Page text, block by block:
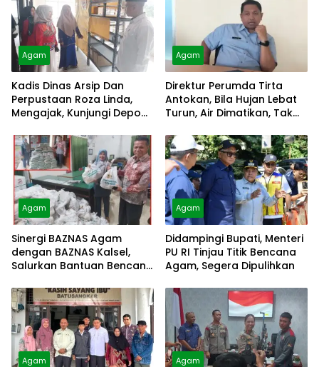
Agam
Kadis Dinas Arsip Dan
Perpustaan Roza Linda,
Mengajak, Kunjungi Depo
Agam
Direktur Perumda Tirta
Antokan, Bila Hujan Lebat
Turun, Air Dimatikan, Tak
Agam
Sinergi BAZNAS Agam
dengan BAZNAS Kalsel,
Salurkan Bantuan Bencana
Agam
Didampingi Bupati, Menteri
PU RI Tinjau Titik Bencana
Agam, Segera Dipulihkan
Agam Agam